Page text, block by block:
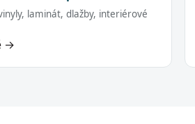
laminát, dlažby, interiérové
→